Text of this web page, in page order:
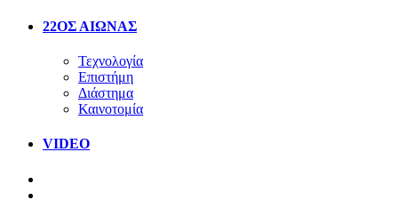
22ΟΣ ΑΙΩΝΑΣ
Τεχνολογία
Επιστήμη
Διάστημα
Καινοτομία
VIDEO